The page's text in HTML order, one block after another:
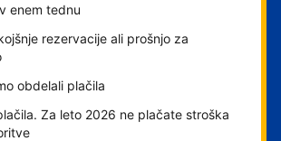
enem tednu
rezervacije ali prošnjo za
obdelali plačila
Za leto 2026 ne plačate stroška